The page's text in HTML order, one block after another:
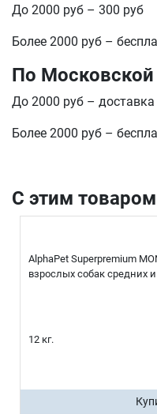
До 2000 руб – 300 руб
Более 2000 руб –
По Московской
До 2000 руб –
Более 2000 руб –
С этим
AlphaPet Superpremium
взрослых собак средних
12 кг.